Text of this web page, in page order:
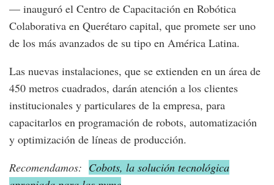
— inauguró el Centro de Capacitación en Robótica
Colaborativa en Querétaro capital, que promete ser uno
de los más avanzados de su tipo en América Latina.
Las nuevas instalaciones, que se extienden en un área de
450 metros cuadrados, darán atención a los clientes
institucionales y particulares de la empresa, para
capacitarlos en programación de robots, automatización
y optimización de líneas de producción.
Recomendamos: Cobots, la solución tecnológica